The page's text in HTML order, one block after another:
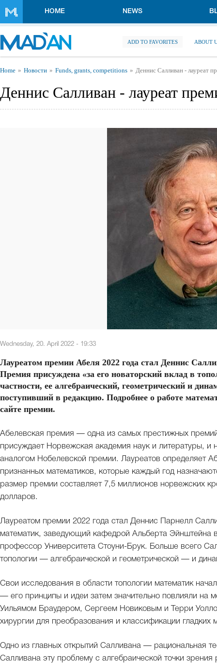
HOME NEWS
ADD TO FAVORITES ABOUT
You are here
Home Новости Funds, grants, competitions Деннис Салливан - лауреат
Деннис Салливан - лауреат
Wednesday, 20. April 2022 - 19:33
Лауреатом премии Абеля 2022 года стал Деннис
Премия присуждена «за его новаторский вклад в
частности, ее алгебраический, геометрический и
поступивший в редакцию. Подробнее о работе
сайте премии.
Абелевская премия — одна из самых престижных
присуждает Норвежская академия наук и литературы, и
аналогом Нобелевской премии. Лауреатов определяет
признанных математиков, которые каждый год
размер премии составляет 7,5 миллионов норвежских
долларов.
Лауреатом премии 2022 года стал Деннис Парнелл
математик, заведующий кафедрой Альберта Эйнштейна
профессор Университета Стоуни-Брук. Больше всего
топологии — алгебраической и геометрической — и
Свои исследования в области топологии математик
— его принципы и идеи затем значительно повлияли на
Уильямом Браудером, Сергеем Новиковым и Терри
хирургии для преобразования и классификации гладких
Одно из главных открытий Салливана — рациональная
Салливана эту проблему с алгебраической точки